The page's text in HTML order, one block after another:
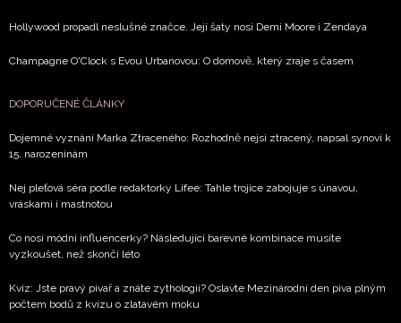
Hollywood propadl neslušné značce. Její šaty nosí Demi Moore i Zendaya
Champagne O'Clock s Evou Urbanovou: O domově, který zraje s časem
DOPORUČENÉ ČLÁNKY
Dojemné vyznání Marka Ztraceného: Rozhodně nejsi ztracený, napsal synovi k
15. narozeninám
Nej pleťová séra podle redaktorky Lifee: Tahle trojice zabojuje s únavou,
vráskami i mastnotou
Co nosí módní influencerky? Následující barevné kombinace musíte
vyzkoušet, než skončí léto
Kvíz: Jste pravý pivař a znáte zythologii? Oslavte Mezinárodní den piva plným
počtem bodů z kvízu o zlatavém moku